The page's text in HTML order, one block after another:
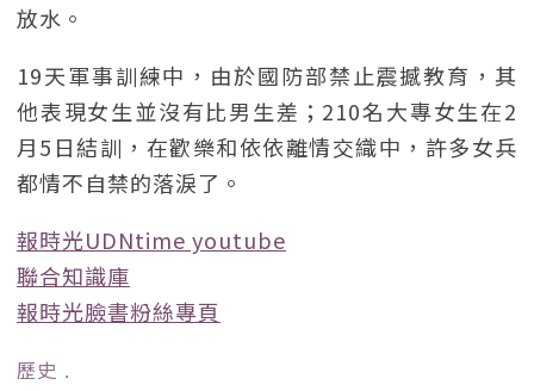
放水。
19天軍事訓練中，由於國防部禁止震撼教育，其
他表現女生並沒有比男生差；210名大專女生在2
月5日結訓，在歡樂和依依離情交織中，許多女兵
都情不自禁的落淚了。
報時光UDNtime youtube
聯合知識庫
報時光臉書粉絲專頁
歷史 ﹒